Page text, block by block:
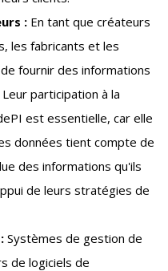
: En tant que créateurs
les fabricants et les
fournir des informations
participation à la
est essentielle, car elle
données tient compte de
des informations qu'ils
de leurs stratégies de
Systèmes de gestion de
de logiciels de